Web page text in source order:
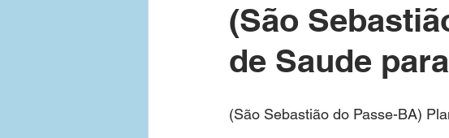
Planos de Saude Empresas Bahia Plano
Grandes Empresas São Paulo
(São
de Saude
(São Sebastião do Passe-BA)